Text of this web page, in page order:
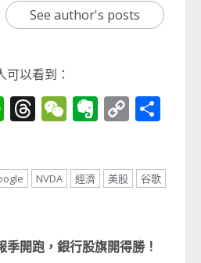
See author's posts
以看到：
WhatsApp
Threads
WeChat
Evernote
Copy
NVDA 經濟 美股
谷歌
季開跑，銀行股旗開得勝！